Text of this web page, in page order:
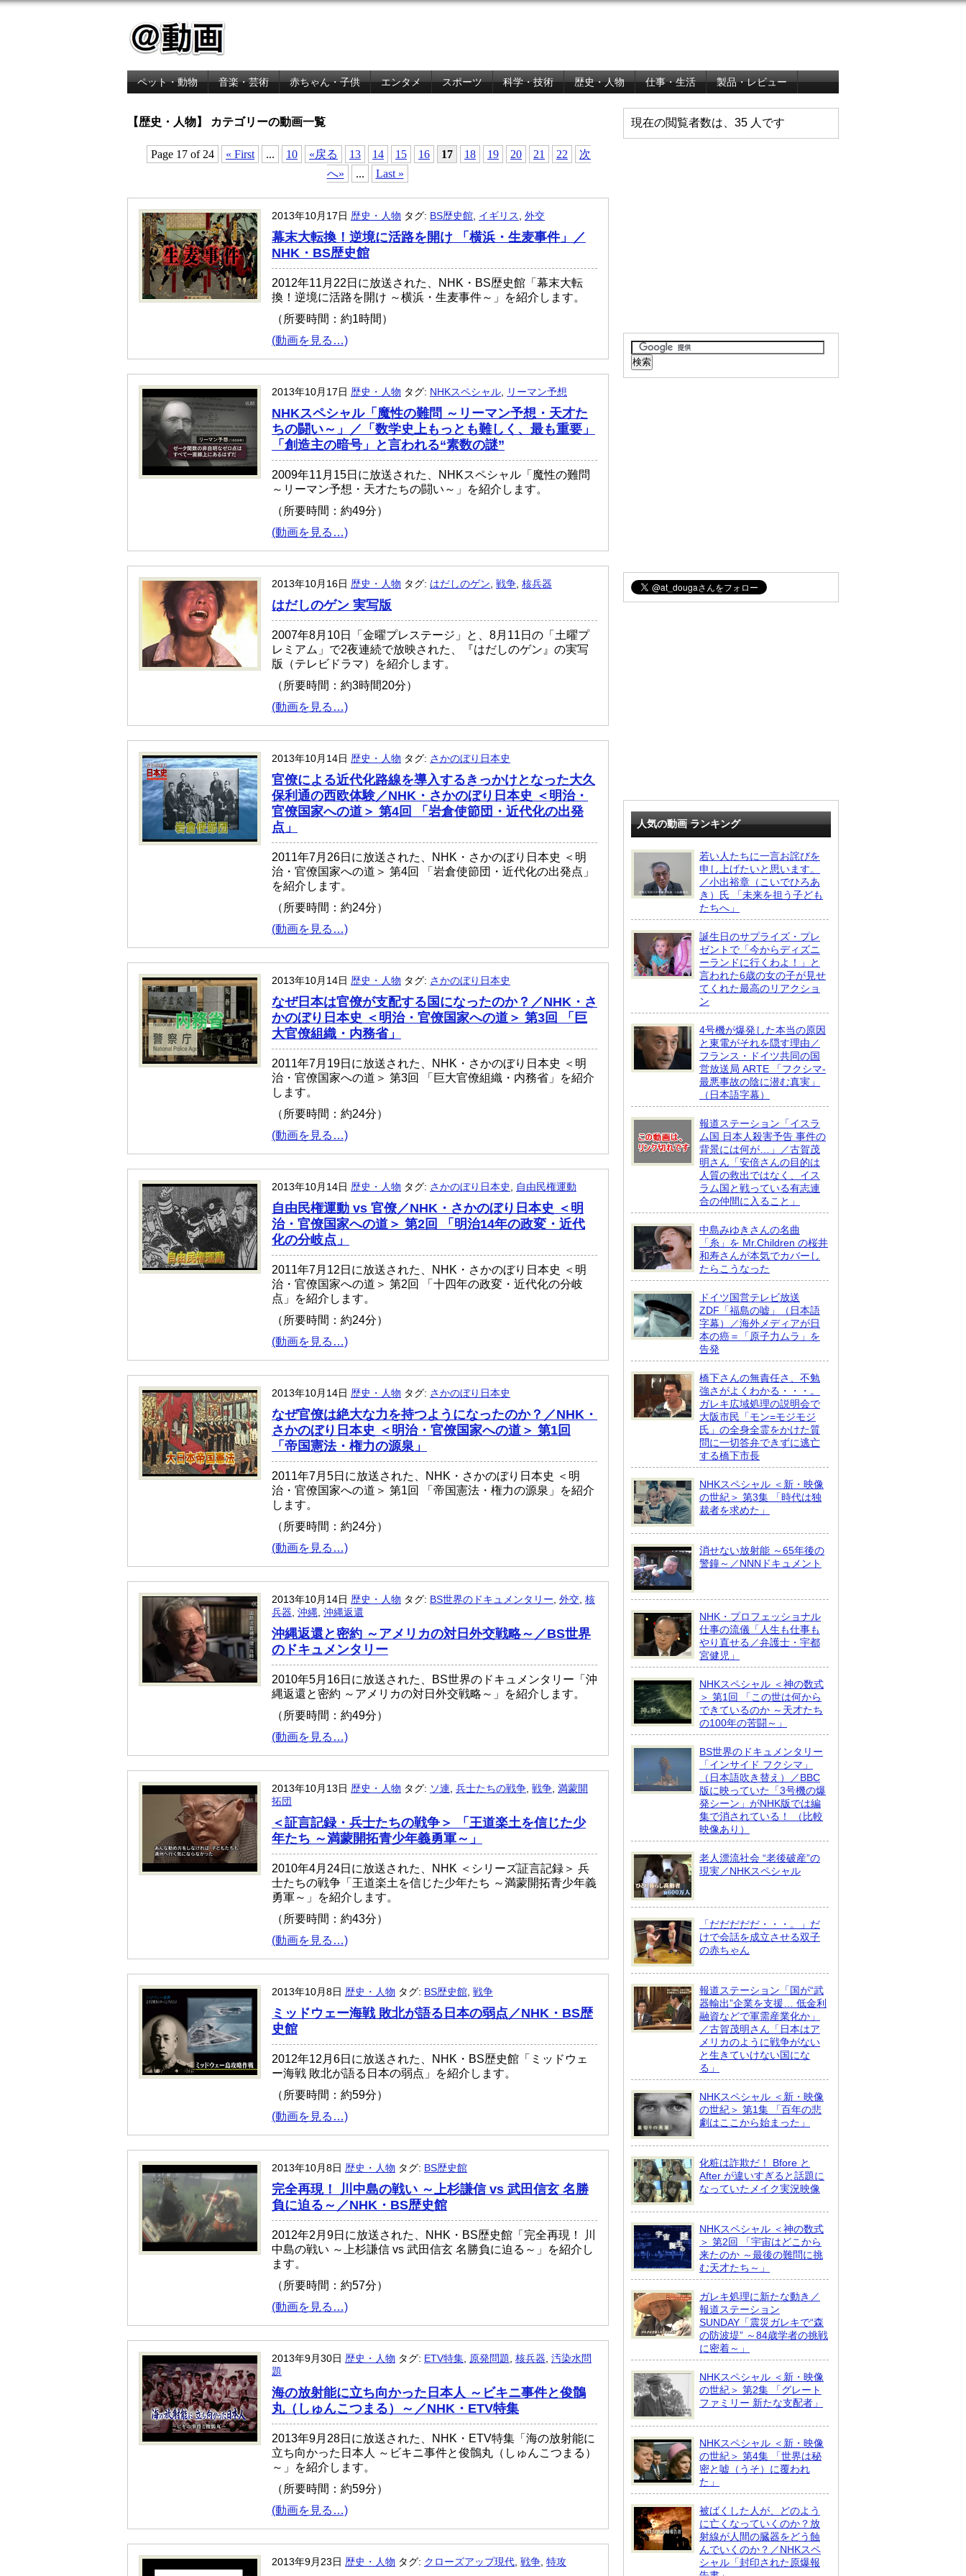
ペット・動物 音楽・芸術 赤ちゃん・子供 エンタメ スポーツ 科学・技術 歴史・人物 仕事・生活
製品・レビュー
【歴史・人物】 カテゴリーの動画一覧
Page 17 of 24 « First ... 10 «戻る 13 14 15 16 17 18 19 20 21 22
次
へ»
... Last »
2013年10月17日 歴史・人物 タグ: BS歴史館 イギリス 外交
幕末大転換！逆境に活路を開け 「横浜・生麦事件」／
NHK・BS歴史館
2012年11月22日に放送された、NHK・BS歴史館「幕末大転
換！逆境に活路を開け ～横浜・生麦事件～」を紹介します。
（所要時間：約1時間）
(動画を見る…)
2013年10月17日 歴史・人物 タグ: NHKスペシャル リーマン予想
NHKスペシャル「魔性の難問 ～リーマン予想・天才た
ちの闘い～」／「数学史上もっとも難しく、最も重要」
「創造主の暗号」と言われる“素数の謎”
2009年11月15日に放送された、NHKスペシャル「魔性の難問
～リーマン予想・天才たちの闘い～」を紹介します。
（所要時間：約49分）
(動画を見る…)
2013年10月16日 歴史・人物 タグ: はだしのゲン 戦争 核兵器
はだしのゲン 実写版
2007年8月10日「金曜プレステージ」と、8月11日の「土曜プ
レミアム」で2夜連続で放映された、『はだしのゲン』の実写
版（テレビドラマ）を紹介します。
（所要時間：約3時間20分）
(動画を見る…)
2013年10月14日 歴史・人物 タグ: さかのぼり日本史
官僚による近代化路線を導入するきっかけとなった大久
保利通の西欧体験／NHK・さかのぼり日本史 ＜明治・
官僚国家への道＞ 第4回 「岩倉使節団・近代化の出発
点」
2011年7月26日に放送された、NHK・さかのぼり日本史 ＜明
治・官僚国家への道＞ 第4回 「岩倉使節団・近代化の出発点」
を紹介します。
（所要時間：約24分）
(動画を見る…)
2013年10月14日 歴史・人物 タグ: さかのぼり日本史
なぜ日本は官僚が支配する国になったのか？／NHK・さ
かのぼり日本史 ＜明治・官僚国家への道＞ 第3回 「巨
大官僚組織・内務省」
2011年7月19日に放送された、NHK・さかのぼり日本史 ＜明
治・官僚国家への道＞ 第3回 「巨大官僚組織・内務省」を紹介
します。
（所要時間：約24分）
(動画を見る…)
2013年10月14日 歴史・人物 タグ: さかのぼり日本史 自由民権運動
自由民権運動 vs 官僚／NHK・さかのぼり日本史 ＜明
治・官僚国家への道＞ 第2回 「明治14年の政変・近代
化の分岐点」
2011年7月12日に放送された、NHK・さかのぼり日本史 ＜明
治・官僚国家への道＞ 第2回 「十四年の政変・近代化の分岐
点」を紹介します。
（所要時間：約24分）
(動画を見る…)
2013年10月14日 歴史・人物 タグ: さかのぼり日本史
なぜ官僚は絶大な力を持つようになったのか？／NHK・
さかのぼり日本史 ＜明治・官僚国家への道＞ 第1回
「帝国憲法・権力の源泉」
2011年7月5日に放送された、NHK・さかのぼり日本史 ＜明
治・官僚国家への道＞ 第1回 「帝国憲法・権力の源泉」を紹介
します。
（所要時間：約24分）
(動画を見る…)
2013年10月14日 歴史・人物 タグ: BS世界のドキュメンタリー 外交 核
兵器 沖縄 沖縄返還
沖縄返還と密約 ～アメリカの対日外交戦略～／BS世界
のドキュメンタリー
2010年5月16日に放送された、BS世界のドキュメンタリー「沖
縄返還と密約 ～アメリカの対日外交戦略～」を紹介します。
（所要時間：約49分）
(動画を見る…)
2013年10月13日 歴史・人物 タグ: ソ連 兵士たちの戦争 戦争 満蒙開
拓団
＜証言記録・兵士たちの戦争＞ 「王道楽土を信じた少
年たち ～満蒙開拓青少年義勇軍～」
2010年4月24日に放送された、NHK ＜シリーズ証言記録＞ 兵
士たちの戦争「王道楽土を信じた少年たち ～満蒙開拓青少年義
勇軍～」を紹介します。
（所要時間：約43分）
(動画を見る…)
2013年10月8日 歴史・人物 タグ: BS歴史館 戦争
ミッドウェー海戦 敗北が語る日本の弱点／NHK・BS歴
史館
2012年12月6日に放送された、NHK・BS歴史館「ミッドウェ
ー海戦 敗北が語る日本の弱点」を紹介します。
（所要時間：約59分）
(動画を見る…)
2013年10月8日 歴史・人物 タグ: BS歴史館
完全再現！ 川中島の戦い ～上杉謙信 vs 武田信玄 名勝
負に迫る～／NHK・BS歴史館
2012年2月9日に放送された、NHK・BS歴史館「完全再現！ 川
中島の戦い ～上杉謙信 vs 武田信玄 名勝負に迫る～」を紹介し
ます。
（所要時間：約57分）
(動画を見る…)
2013年9月30日 歴史・人物 タグ: ETV特集 原発問題 核兵器 汚染水問
題
海の放射能に立ち向かった日本人 ～ビキニ事件と俊鶻
丸（しゅんこつまる）～／NHK・ETV特集
2013年9月28日に放送された、NHK・ETV特集「海の放射能に
立ち向かった日本人 ～ビキニ事件と俊鶻丸（しゅんこつまる）
～」を紹介します。
（所要時間：約59分）
(動画を見る…)
2013年9月23日 歴史・人物 タグ: クローズアップ現代 戦争 特攻
現在の閲覧者数は、35 人です
人気の動画 ランキング
若い人たちに一言お詫びを
申し上げたいと思います。
／小出裕章（こいでひろあ
き）氏 「未来を担う子ども
たちへ」
誕生日のサプライズ・プレ
ゼントで「今からディズニ
ーランドに行くわよ！」と
言われた6歳の女の子が見せ
てくれた最高のリアクショ
ン
4号機が爆発した本当の原因
と東電がそれを隠す理由／
フランス・ドイツ共同の国
営放送局 ARTE 「フクシマ-
最悪事故の陰に潜む真実」
（日本語字幕）
報道ステーション「イスラ
ム国 日本人殺害予告 事件の
背景には何が…」／古賀茂
明さん「安倍さんの目的は
人質の救出ではなく、イス
ラム国と戦っている有志連
合の仲間に入ること」
中島みゆきさんの名曲
「糸」を Mr.Children の桜井
和寿さんが本気でカバーし
たらこうなった
ドイツ国営テレビ放送
ZDF「福島の嘘」（日本語
字幕）／海外メディアが日
本の癌＝「原子力ムラ」を
告発
橋下さんの無責任さ、不勉
強さがよくわかる・・・。
ガレキ広域処理の説明会で
大阪市民「モン=モジモジ
氏」の全身全霊をかけた質
問に一切答弁できずに逃亡
する橋下市長
NHKスペシャル ＜新・映像
の世紀＞ 第3集 「時代は独
裁者を求めた」
消せない放射能 ～65年後の
警鐘～／NNNドキュメント
NHK・プロフェッショナル
仕事の流儀「人生も仕事も
やり直せる／弁護士・宇都
宮健児」
NHKスペシャル ＜神の数式
＞ 第1回 「この世は何から
できているのか ～天才たち
の100年の苦闘～」
BS世界のドキュメンタリー
「インサイド フクシマ」
（日本語吹き替え）／BBC
版に映っていた「3号機の爆
発シーン」がNHK版では編
集で消されている！ （比較
映像あり）
老人漂流社会 “老後破産”の
現実／NHKスペシャル
「だだだだだ・・・。」だ
けで会話を成立させる双子
の赤ちゃん
報道ステーション「国が“武
器輸出”企業を支援… 低金利
融資などで軍需産業化か」
／古賀茂明さん「日本はア
メリカのように戦争がない
と生きていけない国にな
る」
NHKスペシャル ＜新・映像
の世紀＞ 第1集 「百年の悲
劇はここから始まった」
化粧は詐欺だ！ Bfore と
After が違いすぎると話題に
なっていたメイク実況映像
NHKスペシャル ＜神の数式
＞ 第2回 「宇宙はどこから
来たのか ～最後の難問に挑
む天才たち～」
ガレキ処理に新たな動き／
報道ステーション
SUNDAY「震災ガレキで“森
の防波堤” ～84歳学者の挑戦
に密着～」
NHKスペシャル ＜新・映像
の世紀＞ 第2集 「グレート
ファミリー 新たな支配者」
NHKスペシャル ＜新・映像
の世紀＞ 第4集 「世界は秘
密と嘘（うそ）に覆われ
た」
被ばくした人が、どのよう
に亡くなっていくのか？放
射線が人間の臓器をどう蝕
んでいくのか？／NHKスペ
シャル「封印された原爆報